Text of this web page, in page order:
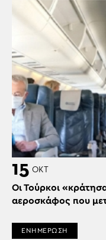
15 ΟΚΤ
Οι Τούρκοι
αεροσκάφος που
ΕΝΗΜΕΡΩΣΗ